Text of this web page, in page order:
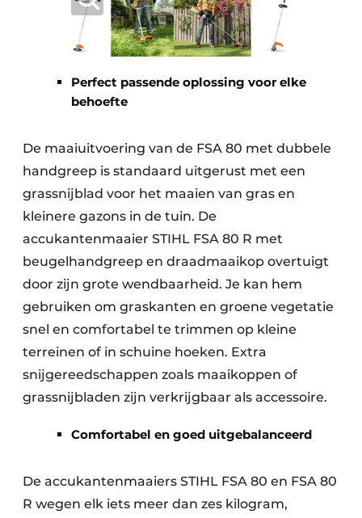
Perfect passende oplossing voor elke
behoefte
De maaiuitvoering van de FSA 80 met dubbele
handgreep is standaard uitgerust met een
grassnijblad voor het maaien van gras en
kleinere gazons in de tuin. De
accukantenmaaier STIHL FSA 80 R met
beugelhandgreep en draadmaaikop overtuigt
door zijn grote wendbaarheid. Je kan hem
gebruiken om graskanten en groene vegetatie
snel en comfortabel te trimmen op kleine
terreinen of in schuine hoeken. Extra
snijgereedschappen zoals maaikoppen of
grassnijbladen zijn verkrijgbaar als accessoire.
Comfortabel en goed uitgebalanceerd
De accukantenmaaiers STIHL FSA 80 en FSA 80
R wegen elk iets meer dan zes kilogram,